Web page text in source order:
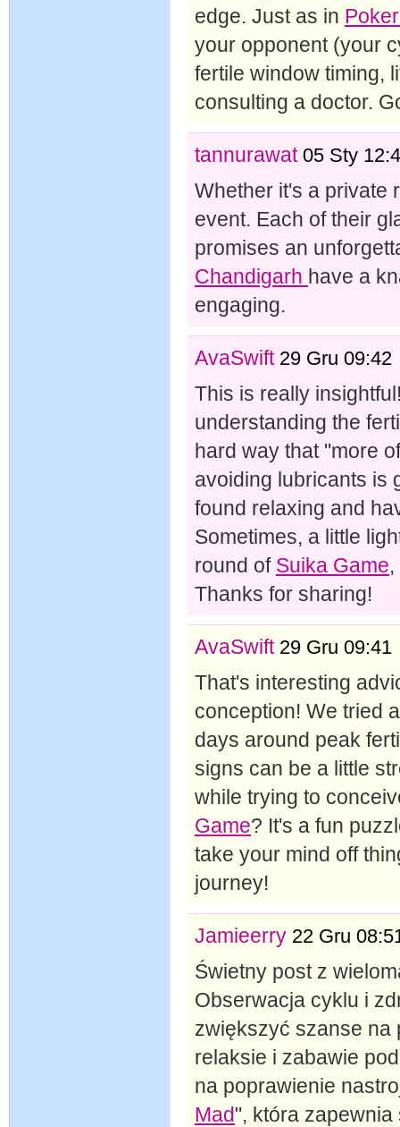
edge. Just as in
your opponent (your
fertile window timing,
consulting a doctor.
tannurawat 05 Sty
Whether it's a private
event. Each of their
promises an
Chandigarh have a
engaging.
AvaSwift 29 Gru 09:42
This is really
understanding the
hard way that "more
avoiding lubricants is
found relaxing and
Sometimes, a little
round of Suika Game
Thanks for sharing!
AvaSwift 29 Gru 09:41
That's interesting
conception! We tried
days around peak
signs can be a little
while trying to
Game? It's a fun
take your mind off
journey!
Jamieerry 22 Gru
Świetny post z
Obserwacja cyklu i
zwiększyć szanse na
relaksie i zabawie
na poprawienie
Mad", która